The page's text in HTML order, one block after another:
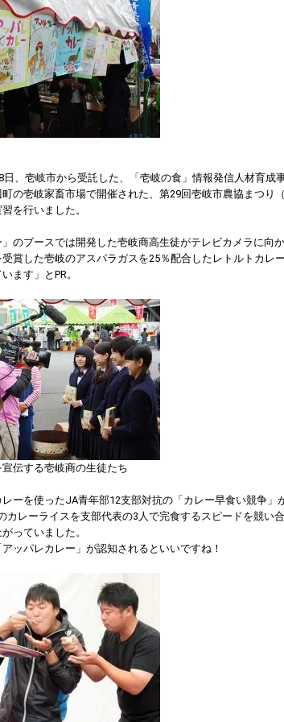
日、壱岐市から受託した、「壱岐の食」情報発信人材育成
の壱岐家畜市場で開催された、第29回壱岐市農協まつり
を行いました。
」のブースでは開発した壱岐商高生徒がテレビカメラに向
受賞した壱岐のアスパラガスを25％配合したレトルトカレ
ます」とPR。
伝する壱岐商の生徒たち
レーを使ったJA青年部12支部対抗の「カレー早食い競争」
カレーライスを支部代表の3人で完食するスピードを競い
っていました。
ッパレカレー」が認知されるといいですね！